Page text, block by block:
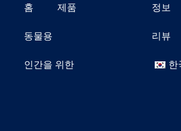
홈 제품
동물용
인간을 위한
정보
리뷰
한